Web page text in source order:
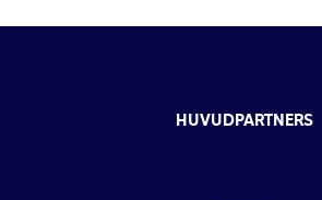
HUVUDPARTNERS